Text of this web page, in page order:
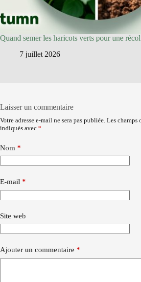
Quand semer les haricots verts pour une
7 juillet 2026
Laisser un commentaire
Votre adresse e-mail ne sera pas publiée. Les champs
indiqués avec *
Nom *
E-mail *
Site web
Ajouter un commentaire *